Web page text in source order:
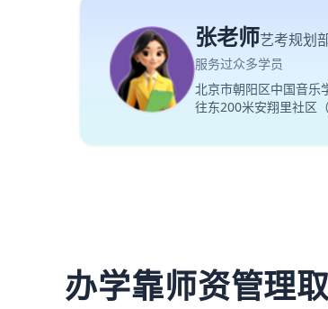
张老师艺考规划
服务过众多学员
北京市朝阳区中国音乐
往东200米安翔里社区
办学靠师资管理